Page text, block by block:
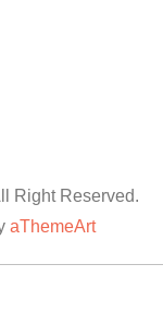
Right Reserved.
aThemeArt